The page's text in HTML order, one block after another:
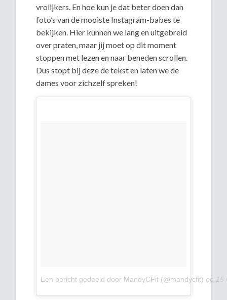
vrolijkers. En hoe kun je dat beter doen dan
foto’s van de mooiste Instagram-babes te
bekijken. Hier kunnen we lang en uitgebreid
over praten, maar jij moet op dit moment
stoppen met lezen en naar beneden scrollen.
Dus stopt bij deze de tekst en laten we de
dames voor zichzelf spreken!
Een bericht gedeeld door MandyCFit (@mandycfit) op 15